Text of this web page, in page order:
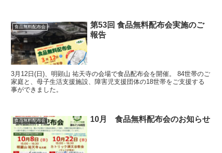
食品無料配布会
第53回 食品無料配布会実施のご
報告
3月12日(日)、明顕山 祐天寺の会場で食品配布会を開催。 84世帯のご
家庭と、母子生活支援施設、障害児支援団体の18世帯をご支援する
事ができました。
食品無料配布会 10月 食品無料配布会のお知らせ